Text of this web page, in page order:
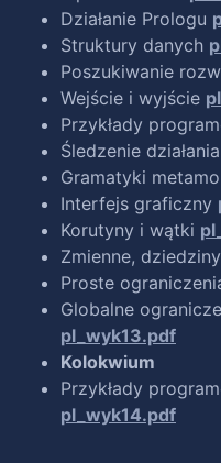
Działanie Prologu
Struktury danych
Poszukiwanie
Wejście i wyjście
Przykłady
Śledzenie
Gramatyki
Interfejs graficzny
Korutyny i wątki
Zmienne,
Proste
Globalne
pl_wyk13.pdf
Kolokwium
Przykłady
pl_wyk14.pdf